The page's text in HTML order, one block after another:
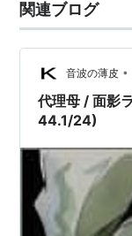
現在
不定期に活動中。
近年の主なライ
学園祭、2004
「フランク・ザ
12月18日に新宿
call−」、2005
「ライブビート
日に放送）、
関連ブログ
音波の薄皮 •
代理母 / 面影
44.1/24)